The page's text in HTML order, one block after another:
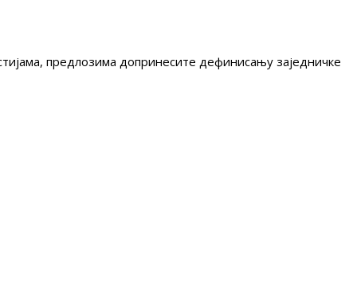
предлозима допринесите дефинисању заједничке